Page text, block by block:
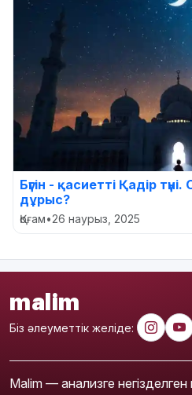
Бүгін - қасиетті Қадір
дұрыс?
Қоғам•26 наурыз, 2025
malim
Біз әлеуметтік желіде:
Malim — анализге